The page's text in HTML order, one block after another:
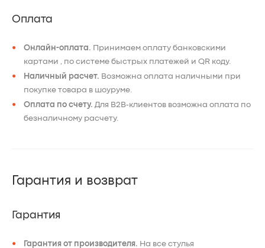
Оплата
Онлайн-оплата. Принимаем оплату банковскими
картами , по системе быстрых платежей и QR коду.
Наличный расчет. Возможна оплата наличными при
покупке товара в шоуруме.
Оплата по счету. Для B2B-клиентов возможна оплата по
безналичному расчету.
Гарантия и возврат
Гарантия
Гарантия от производителя. На все стулья